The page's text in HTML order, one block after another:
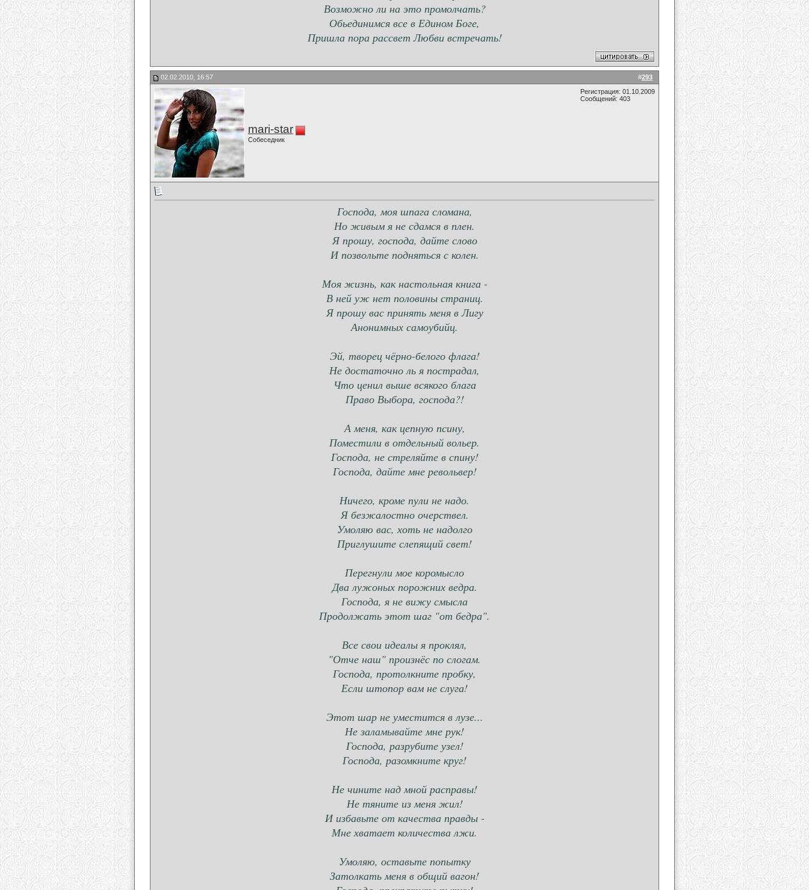
Возможно ли на это промолчать?
Обьединимся все в Едином Боге,
Пришла пора рассвет Любви встречать!
#293
02.02.2010, 16:57
mari-star
Собеседник
Регистрация: 01.10.2009
Сообщений: 403
Господа, моя шпага сломана,
Но живым я не сдамся в плен.
Я прошу, господа, дайте слово
И позвольте подняться с колен.
Моя жизнь, как настольная книга -
В ней уж нет половины страниц.
Я прошу вас принять меня в Лигу
Анонимных самоубийц.
Эй, творец чёрно-белого флага!
Не достаточно ль я пострадал,
Что ценил выше всякого блага
Право Выбора, господа?!
А меня, как цепную псину,
Поместили в отдельный вольер.
Господа, не стреляйте в спину!
Господа, дайте мне револьвер!
Ничего, кроме пули не надо.
Я безжалостно очерствел.
Умоляю вас, хоть не надолго
Приглушите слепящий свет!
Перегнули мое коромысло
Два лужоных порожних ведра.
Господа, я не вижу смысла
Продолжать этот шаг "от бедра".
Все свои идеалы я проклял,
"Отче наш" произнёс по слогам.
Господа, протолкните пробку,
Если штопор вам не слуга!
Этот шар не уместится в лузе...
Не заламывайте мне рук!
Господа, разрубите узел!
Господа, разомкните круг!
Не чините над мной расправы!
Не тяните из меня жил!
И избавьте от качества правды -
Мне хватает количества лжи.
Умоляю, оставьте попытку
Затолкать меня в общий вагон!